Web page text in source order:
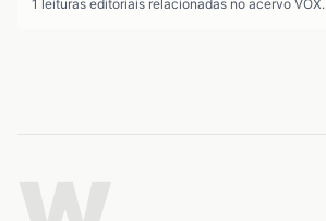
1 leituras editoriais relacionadas no acervo VOX.